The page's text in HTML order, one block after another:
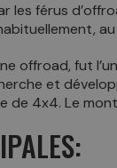
les férus
offroad, fut
et
4x4. Le